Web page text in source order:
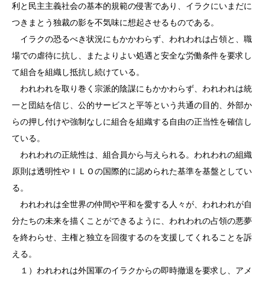
利と民主主義社会の基本的規範の侵害であり、イラクにいまだに
つきまとう独裁の影を不気味に想起させるものである。
イラクの恐るべき状況にもかかわらず、われわれは占領と、職
場での虐待に抗し、またよりよい処遇と安全な労働条件を要求し
て組合を組織し抵抗し続けている。
われわれを取り巻く宗派的陰謀にもかかわらず、われわれは統
一と団結を信じ、公的サービスと平等という共通の目的、外部か
らの押し付けや強制なしに組合を組織する自由の正当性を確信し
ている。
われわれの正統性は、組合員から与えられる。われわれの組織
原則は透明性やＩＬＯの国際的に認められた基準を基盤としてい
る。
われわれは全世界の仲間や平和を愛する人々が、われわれが自
分たちの未来を描くことができるように、われわれの占領の悪夢
を終わらせ、主権と独立を回復するのを支援してくれることを訴
える。
１）われわれは外国軍のイラクからの即時撤退を要求し、アメ